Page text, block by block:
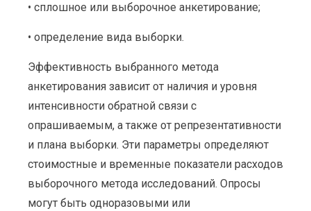
• сплошное или выборочное анкетирование;
• определение вида выборки.
Эффективность выбранного метода
анкетирования зависит от наличия и уровня
интенсивности обратной связи с
опрашиваемым, а также от репрезентативности
и плана выборки. Эти параметры определяют
стоимостные и временные показатели расходов
выборочного метода исследований. Опросы
могут быть одноразовыми или